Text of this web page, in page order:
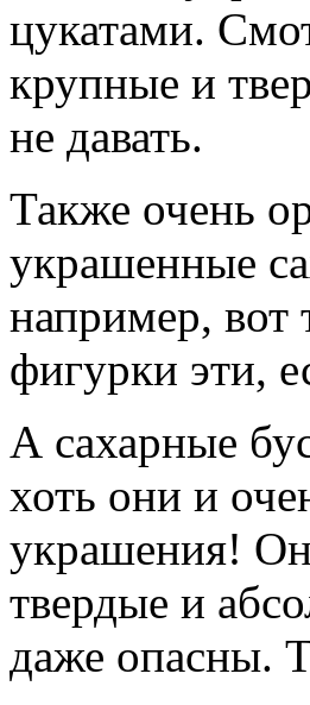
цукатами.
крупные и
не давать.
Также очень
украшенные
например,
фигурки эти,
А сахарные
хоть они и
украшения!
твердые и
даже опасны.